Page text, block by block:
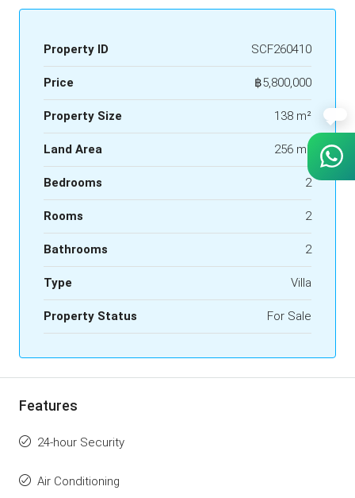
Property ID SCF260410
Price ฿5,800,000
Property Size 138 m²
Land Area 256 m²
Bedrooms 2
Rooms 2
Bathrooms 2
Type Villa
Property Status For Sale
Features
24-hour Security
Air Conditioning